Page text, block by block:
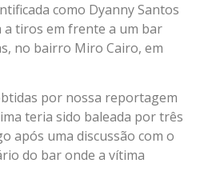
como Dyanny Santos
tiros em frente a um bar
no bairro Miro Cairo, em
por nossa reportagem
teria sido baleada por três
após uma discussão com o
do bar onde a vítima